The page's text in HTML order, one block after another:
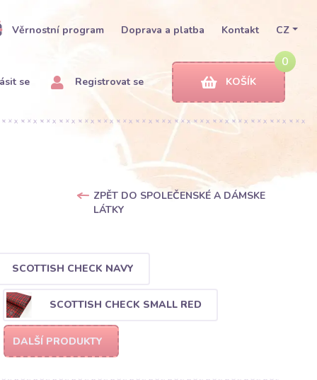
Věrnostní program Doprava a platba Kontakt CZ
se Registrovat se
0
KOŠÍK
ZPĚT DO SPOLEČENSKÉ A DÁMSKE
LÁTKY
SCOTTISH CHECK NAVY
SCOTTISH CHECK SMALL RED
DALŠÍ PRODUKTY